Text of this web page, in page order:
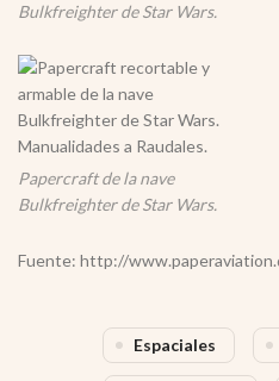
Bulkfreighter de Star Wars.
Papercraft de la nave
Bulkfreighter de Star Wars.
Fuente: http://
Espaciales